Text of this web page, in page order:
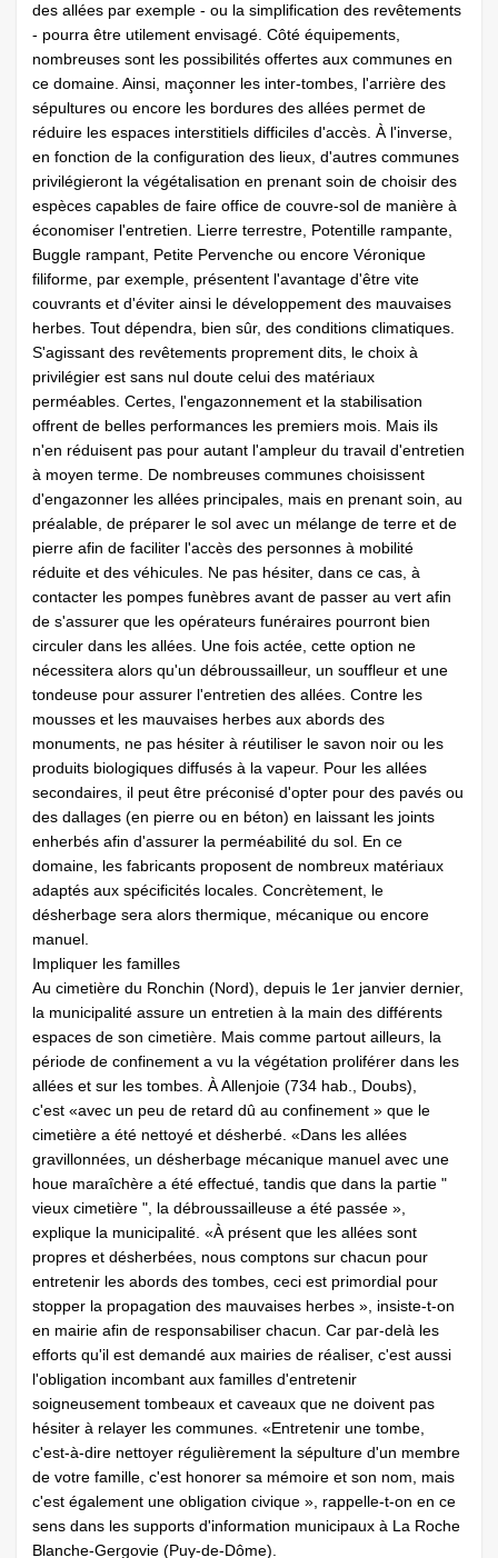
des allées par exemple - ou la simplification des revêtements
- pourra être utilement envisagé. Côté équipements,
nombreuses sont les possibilités offertes aux communes en
ce domaine. Ainsi, maçonner les inter-tombes, l'arrière des
sépultures ou encore les bordures des allées permet de
réduire les espaces interstitiels difficiles d'accès. À l'inverse,
en fonction de la configuration des lieux, d'autres communes
privilégieront la végétalisation en prenant soin de choisir des
espèces capables de faire office de couvre-sol de manière à
économiser l'entretien. Lierre terrestre, Potentille rampante,
Buggle rampant, Petite Pervenche ou encore Véronique
filiforme, par exemple, présentent l'avantage d'être vite
couvrants et d'éviter ainsi le développement des mauvaises
herbes. Tout dépendra, bien sûr, des conditions climatiques.
S'agissant des revêtements proprement dits, le choix à
privilégier est sans nul doute celui des matériaux
perméables. Certes, l'engazonnement et la stabilisation
offrent de belles performances les premiers mois. Mais ils
n'en réduisent pas pour autant l'ampleur du travail d'entretien
à moyen terme. De nombreuses communes choisissent
d'engazonner les allées principales, mais en prenant soin, au
préalable, de préparer le sol avec un mélange de terre et de
pierre afin de faciliter l'accès des personnes à mobilité
réduite et des véhicules. Ne pas hésiter, dans ce cas, à
contacter les pompes funèbres avant de passer au vert afin
de s'assurer que les opérateurs funéraires pourront bien
circuler dans les allées. Une fois actée, cette option ne
nécessitera alors qu'un débroussailleur, un souffleur et une
tondeuse pour assurer l'entretien des allées. Contre les
mousses et les mauvaises herbes aux abords des
monuments, ne pas hésiter à réutiliser le savon noir ou les
produits biologiques diffusés à la vapeur. Pour les allées
secondaires, il peut être préconisé d'opter pour des pavés ou
des dallages (en pierre ou en béton) en laissant les joints
enherbés afin d'assurer la perméabilité du sol. En ce
domaine, les fabricants proposent de nombreux matériaux
adaptés aux spécificités locales. Concrètement, le
désherbage sera alors thermique, mécanique ou encore
manuel.
Impliquer les familles
Au cimetière du Ronchin (Nord), depuis le 1er janvier dernier,
la municipalité assure un entretien à la main des différents
espaces de son cimetière. Mais comme partout ailleurs, la
période de confinement a vu la végétation proliférer dans les
allées et sur les tombes. À Allenjoie (734 hab., Doubs),
c'est «avec un peu de retard dû au confinement » que le
cimetière a été nettoyé et désherbé. «Dans les allées
gravillonnées, un désherbage mécanique manuel avec une
houe maraîchère a été effectué, tandis que dans la partie "
vieux cimetière ", la débroussailleuse a été passée »,
explique la municipalité. «À présent que les allées sont
propres et désherbées, nous comptons sur chacun pour
entretenir les abords des tombes, ceci est primordial pour
stopper la propagation des mauvaises herbes », insiste-t-on
en mairie afin de responsabiliser chacun. Car par-delà les
efforts qu'il est demandé aux mairies de réaliser, c'est aussi
l'obligation incombant aux familles d'entretenir
soigneusement tombeaux et caveaux que ne doivent pas
hésiter à relayer les communes. «Entretenir une tombe,
c'est-à-dire nettoyer régulièrement la sépulture d'un membre
de votre famille, c'est honorer sa mémoire et son nom, mais
c'est également une obligation civique », rappelle-t-on en ce
sens dans les supports d'information municipaux à La Roche
Blanche-Gergovie (Puy-de-Dôme).